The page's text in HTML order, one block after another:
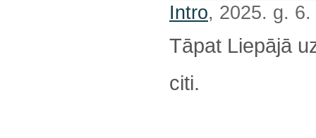
Intro, 2025. g. 6.
Tāpat Liepājā
citi.